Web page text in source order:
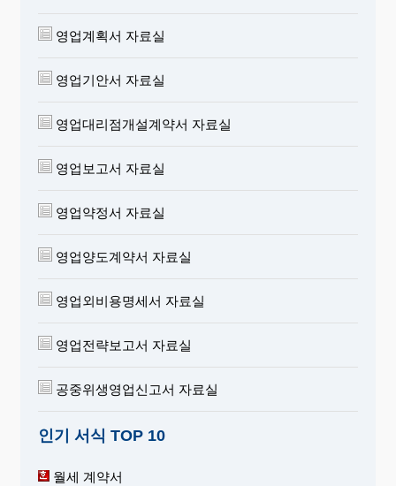
영업계획서 자료실
영업기안서 자료실
영업대리점개설계약서 자료실
영업보고서 자료실
영업약정서 자료실
영업양도계약서 자료실
영업외비용명세서 자료실
영업전략보고서 자료실
공중위생영업신고서 자료실
인기 서식 TOP 10
월세 계약서